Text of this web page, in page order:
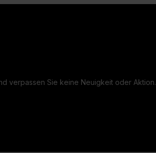
verpassen Sie keine Neuigkeit oder Aktion.